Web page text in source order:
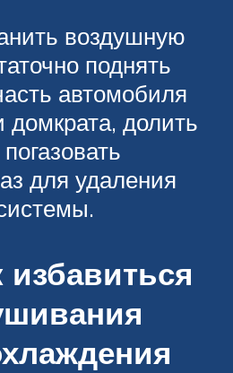
воздушную
поднять
автомобиля
долить
для удаления